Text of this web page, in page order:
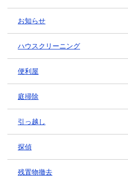
お知らせ
ハウスクリーニング
便利屋
庭掃除
引っ越し
探偵
残置物撤去